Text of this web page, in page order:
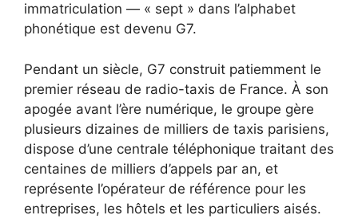
immatriculation — « sept » dans l’alphabet
phonétique est devenu G7.
Pendant un siècle, G7 construit patiemment le
premier réseau de radio-taxis de France. À son
apogée avant l’ère numérique, le groupe gère
plusieurs dizaines de milliers de taxis parisiens,
dispose d’une centrale téléphonique traitant des
centaines de milliers d’appels par an, et
représente l’opérateur de référence pour les
entreprises, les hôtels et les particuliers aisés.